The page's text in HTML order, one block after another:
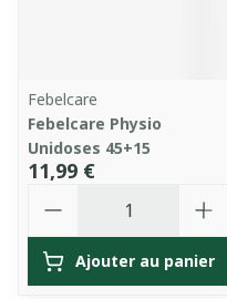
Febelcare
Febelcare Physio
Unidoses 45+15
11,99 €
Ajouter au panier